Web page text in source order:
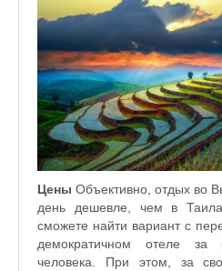
Цены Объективно, отдых во
день дешевле, чем в
сможете найти вариант с
демократичном отеле за
человека. При этом, за